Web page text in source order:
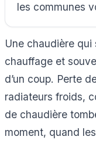
les communes
Une chaudière qui
chauffage et
d’un coup. Perte
radiateurs froids,
de chaudière
moment, quand